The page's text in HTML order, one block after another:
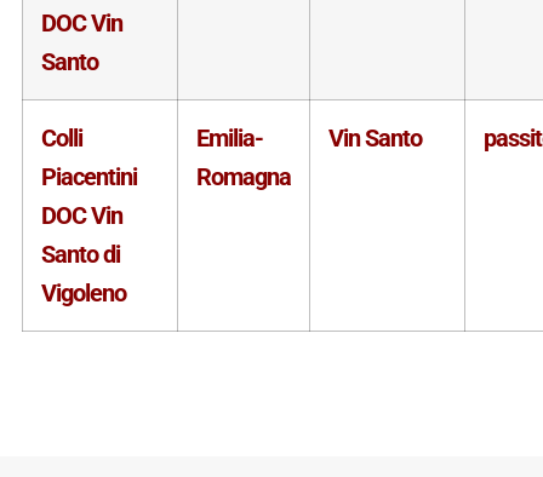
DOC Vin
Santo
Colli
Piacentini
DOC Vin
Santo di
Vigoleno
Emilia-
Romagna
Vin Santo